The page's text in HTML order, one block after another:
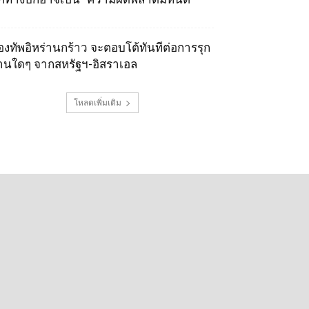
งทัพอิหร่านกร้าว จะตอบโต้ทันทีต่อการรุก
นใดๆ จากสหรัฐฯ-อิสราเอล
โหลดเพิ่มเติม